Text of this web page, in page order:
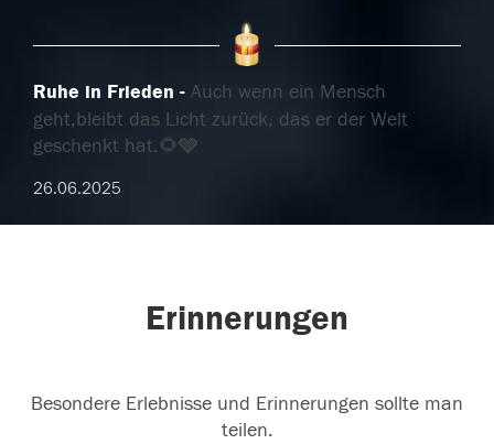
Ruhe in Frieden
Auch wenn ein Mensch
geht,bleibt das Licht zurück, das er der Welt
geschenkt hat.🌻🩶
26.06.2025
Erinnerungen
Besondere Erlebnisse und Erinnerungen sollte man
teilen.